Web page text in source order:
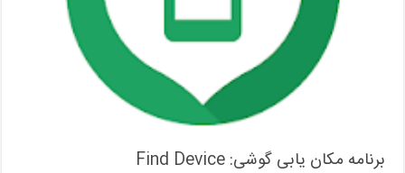
برنامه مکان یابی گوشی: Find Device